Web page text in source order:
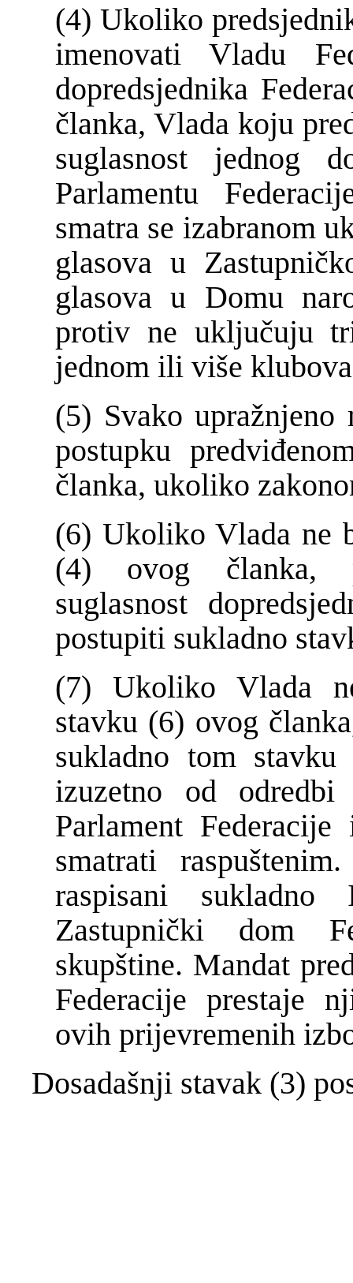
(4) Ukoliko
imenovati Vladu
dopredsjednika
članka, Vlada koju
suglasnost jednog
Parlamentu
smatra se izabranom
glasova u
glasova u Domu
protiv ne uključuju
jednom ili više
(5) Svako upražnjeno
postupku
članka, ukoliko
(6) Ukoliko Vlada ne
(4) ovog članka,
suglasnost
postupiti sukladno
(7) Ukoliko Vlada
stavku (6) ovog
sukladno tom
izuzetno od
Parlament
smatrati
raspisani
Zastupnički dom
skupštine. Mandat
Federacije prestaje
ovih prijevremenih
Dosadašnji stavak (3)